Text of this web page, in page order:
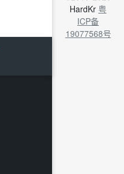
HardKr 粤
ICP备
19077568号